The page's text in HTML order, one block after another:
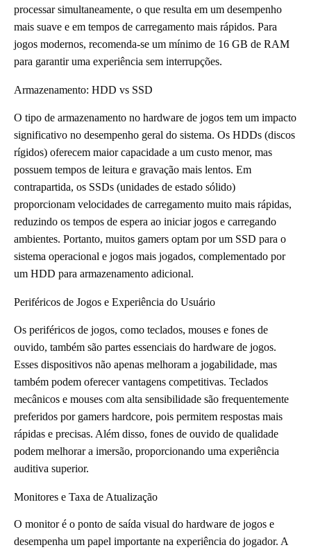
processar simultaneamente, o que resulta em um desempenho
mais suave e em tempos de carregamento mais rápidos. Para
jogos modernos, recomenda-se um mínimo de 16 GB de RAM
para garantir uma experiência sem interrupções.
Armazenamento: HDD vs SSD
O tipo de armazenamento no hardware de jogos tem um impacto
significativo no desempenho geral do sistema. Os HDDs (discos
rígidos) oferecem maior capacidade a um custo menor, mas
possuem tempos de leitura e gravação mais lentos. Em
contrapartida, os SSDs (unidades de estado sólido)
proporcionam velocidades de carregamento muito mais rápidas,
reduzindo os tempos de espera ao iniciar jogos e carregando
ambientes. Portanto, muitos gamers optam por um SSD para o
sistema operacional e jogos mais jogados, complementado por
um HDD para armazenamento adicional.
Periféricos de Jogos e Experiência do Usuário
Os periféricos de jogos, como teclados, mouses e fones de
ouvido, também são partes essenciais do hardware de jogos.
Esses dispositivos não apenas melhoram a jogabilidade, mas
também podem oferecer vantagens competitivas. Teclados
mecânicos e mouses com alta sensibilidade são frequentemente
preferidos por gamers hardcore, pois permitem respostas mais
rápidas e precisas. Além disso, fones de ouvido de qualidade
podem melhorar a imersão, proporcionando uma experiência
auditiva superior.
Monitores e Taxa de Atualização
O monitor é o ponto de saída visual do hardware de jogos e
desempenha um papel importante na experiência do jogador. A